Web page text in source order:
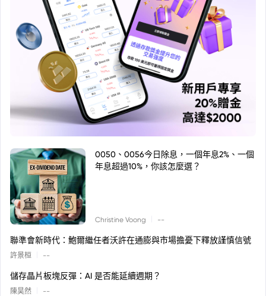
0050、0056今日除息，一個年息2%、一個
年息超過10%，你該怎麼選？
Christine Voong --
聯準會新時代：鮑爾繼任者沃許在通膨與市場擔憂下釋放謹慎信號
許景桓 --
儲存晶片板塊反彈：AI 是否能延續週期？
陳昊然 --